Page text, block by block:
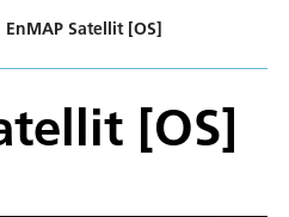
EnMAP Satellit [OS]
[OS]